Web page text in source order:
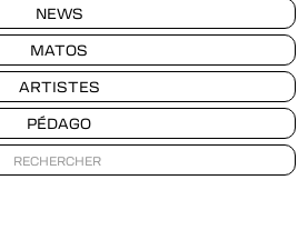
NEWS
MATOS
ARTISTES
PÉDAGO